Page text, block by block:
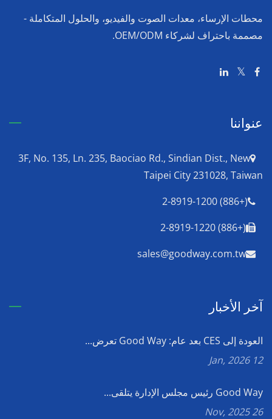
محطات الإرساء، معدات الصوت والفيديو، والحلول المتكاملة -
مصممة باحتراف لشركاء OEM/ODM.
عنواننا
3F, No. 135, Ln. 235, Baociao Rd., Sindian Dist., New
Taipei City 231028, Taiwan
(+886) 2-8919-1200
(+886) 2-8919-1220
sales@goodway.com.tw
آخر الأخبار
العودة إلى CES بعد عام: Good Way تعرض...
12 Jan, 2026
Good Way رئيس مجلس الإدارة يتلقى...
26 Nov, 2025